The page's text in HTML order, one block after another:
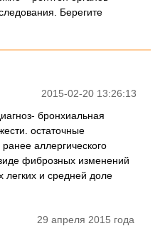
Берегите
2015-02-20 13:26:13
бронхиальная
остаточные
аллергического
фиброзных изменений
легких и средней доле
29 апреля 2015 года